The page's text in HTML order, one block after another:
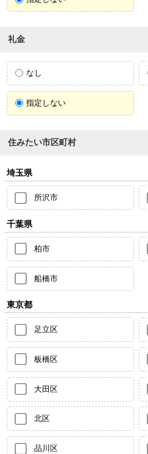
礼金
なし
指定しない
住みたい市区町村
埼玉県
所沢市
千葉県
柏市
船橋市
東京都
足立区
板橋区
大田区
北区
品川区